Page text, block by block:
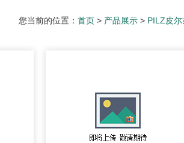
您当前的位置： 首页 > 产品展示 > PILZ皮尔